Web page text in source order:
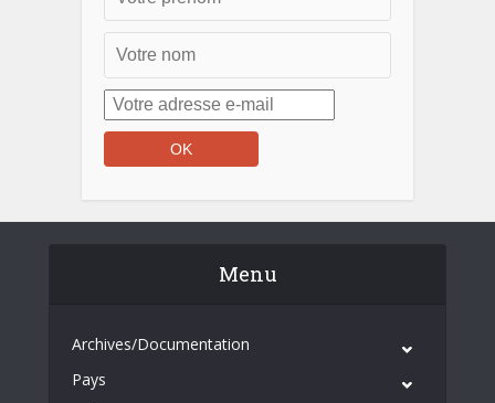
Menu
Archives/Documentation
Pays